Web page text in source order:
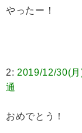
やったー！
2: 2019/12/30(
通
おめでとう！